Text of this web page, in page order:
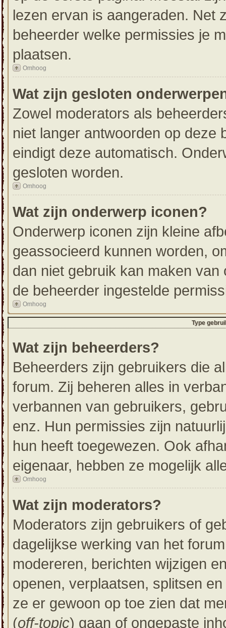
lezen ervan is aangeraden. Net
beheerder welke permissies je
plaatsen.
Omhoog
Wat zijn gesloten
Zowel moderators als
niet langer antwoorden op deze
eindigt deze automatisch.
gesloten worden.
Omhoog
Wat zijn onderwerp iconen?
Onderwerp iconen zijn kleine
geassocieerd kunnen worden,
dan niet gebruik kan maken
de beheerder ingestelde
Omhoog
Type
Wat zijn beheerders?
Beheerders zijn gebruikers die
forum. Zij beheren alles in
verbannen van gebruikers,
enz. Hun permissies zijn
hun heeft toegewezen. Ook
eigenaar, hebben ze mogelijk
Omhoog
Wat zijn moderators?
Moderators zijn gebruikers of
dagelijkse werking van het
modereren, berichten wijzigen
openen, verplaatsen, splitsen
ze er gewoon op toe zien dat
(off-topic) gaan of ongepaste